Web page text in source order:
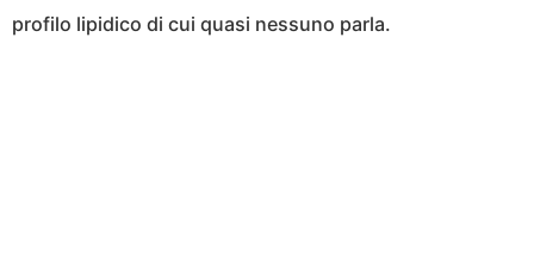
profilo lipidico di cui quasi nessuno parla.